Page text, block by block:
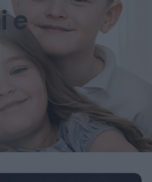
e